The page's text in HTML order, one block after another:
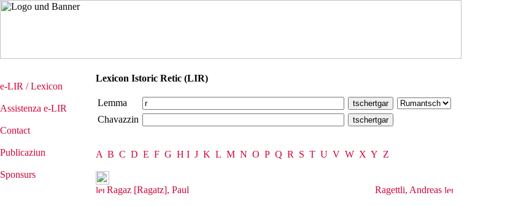
e-LIR / Lexicon
Assistenza e-LIR
Contact
Publicaziun
Sponsurs
Lexicon Istoric Retic (LIR)
Lemma
Chavazzin
A B C D E F G H I J K L M N O P Q R S T U V W X Y Z
Ragaz [Ragatz], Paul Ragettli, Andreas